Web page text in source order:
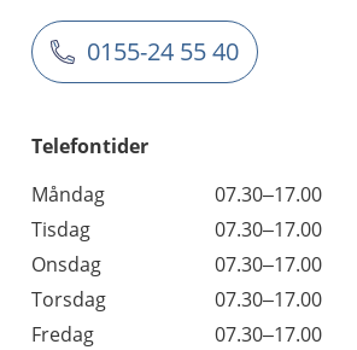
0155-24 55 40
Telefontider
Måndag
07.30–17.00
Tisdag
07.30–17.00
Onsdag
07.30–17.00
Torsdag
07.30–17.00
Fredag
07.30–17.00